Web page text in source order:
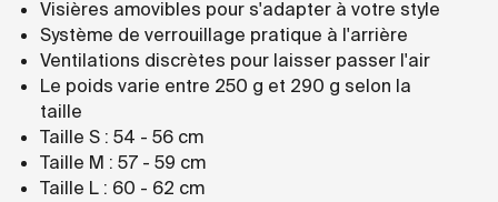
Visières amovibles pour s'adapter à votre style
Système de verrouillage pratique à l'arrière
Ventilations discrètes pour laisser passer l'air
Le poids varie entre 250 g et 290 g selon la
taille
Taille S : 54 - 56 cm
Taille M : 57 - 59 cm
Taille L : 60 - 62 cm